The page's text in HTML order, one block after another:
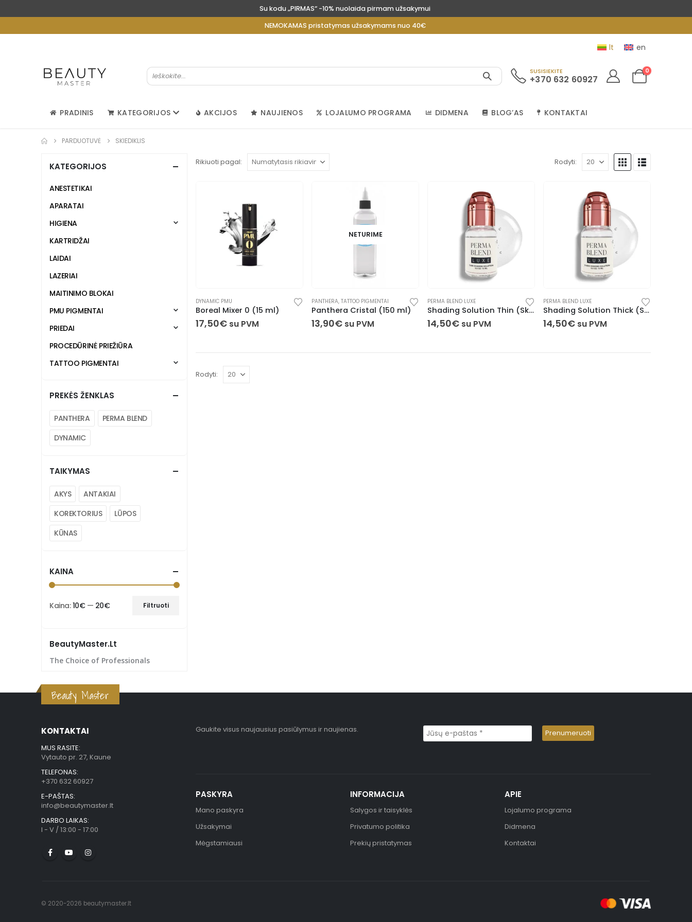
Su kodu „PIRMAS“ -10% nuolaida pirmam užsakymui
NEMOKAMAS pristatymas užsakymams nuo 40€
lt en
SUSISIEKITE
+370 632 60927
0
PRADINIS KATEGORIJOS AKCIJOS NAUJIENOS LOJALUMO PROGRAMA DIDMENA BLOG’AS KONTAKTAI
PARDUOTUVĖ SKIEDIKLIS
Rikiuoti pagal: Rodyti:
DYNAMIC PMU
Boreal Mixer 0 (15 ml)
17,50€ su PVM
NETURIME
PANTHERA, TATTOO PIGMENTAI
Panthera Cristal (150 ml)
13,90€ su PVM
PERMA BLEND LUXE
Shading Solution Thin (Skiediklis) 15 ml
14,50€ su PVM
PERMA BLEND LUXE
Shading Solution Thick (Skiediklis) 15 ml
14,50€ su PVM
Rodyti:
KATEGORIJOS
ANESTETIKAI
APARATAI
HIGIENA
KARTRIDŽAI
LAIDAI
LAZERIAI
MAITINIMO BLOKAI
PMU PIGMENTAI
PRIEDAI
PROCEDŪRINĖ PRIEŽIŪRA
TATTOO PIGMENTAI
PREKĖS ŽENKLAS
PANTHERA
PERMA BLEND
DYNAMIC
TAIKYMAS
AKYS
ANTAKIAI
KOREKTORIUS
LŪPOS
KŪNAS
KAINA
Filtruoti
Kaina:10€— 20€
BeautyMaster.lt
The Choice of Professionals
Beauty Master
KONTAKTAI
MUS RASITE:
Vytauto pr. 27, Kaune
TELEFONAS:
+370 632 60927
E-PAŠTAS:
info@beautymaster.lt
DARBO LAIKAS:
I - V / 13:00 - 17:00
Gaukite visus naujausius pasiūlymus ir naujienas.
PASKYRA
Mano paskyra
Užsakymai
Mėgstamiausi
INFORMACIJA
Salygos ir taisyklės
Privatumo politika
Prekių pristatymas
APIE
Lojalumo programa
Didmena
Kontaktai
© 2020-2026 beautymaster.lt